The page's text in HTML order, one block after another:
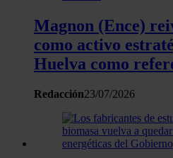
Las cookies de este sitio web
el contenido y los anuncios,
sociales y analizar el tráfico.
nuestros partners de redes
web, quienes pueden
que les haya proporcionado o
partir del uso que haya hecho
Magnon (Ence)
como activo
Huelva como
Redacción23/07/2026